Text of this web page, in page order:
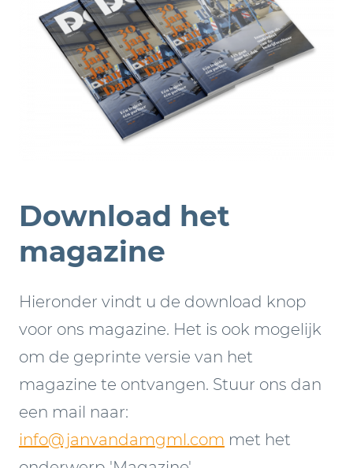
Download het
magazine
Hieronder vindt u de download knop
voor ons magazine. Het is ook mogelijk
om de geprinte versie van het
magazine te ontvangen. Stuur ons dan
een mail naar:
info@janvandamgml.com met het